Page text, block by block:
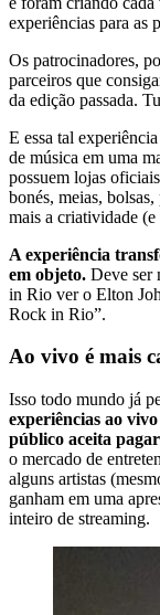
experiências para as
Os patrocinadores,
parceiros que
da edição passada.
E essa tal
de música em uma
possuem lojas
bonés, meias,
mais a criatividade
A experiência
em objeto. Deve ser
in Rio ver o Elton
Rock in Rio”.
Ao vivo é mais
Isso todo mundo já
experiências ao
público aceita
o mercado de
alguns artistas
ganham em uma
inteiro de streaming.